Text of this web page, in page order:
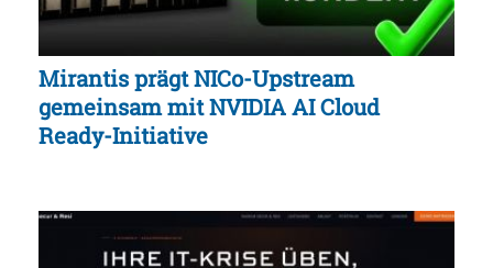
Mirantis prägt NICo-Upstream
gemeinsam mit NVIDIA AI Cloud
Ready-Initiative